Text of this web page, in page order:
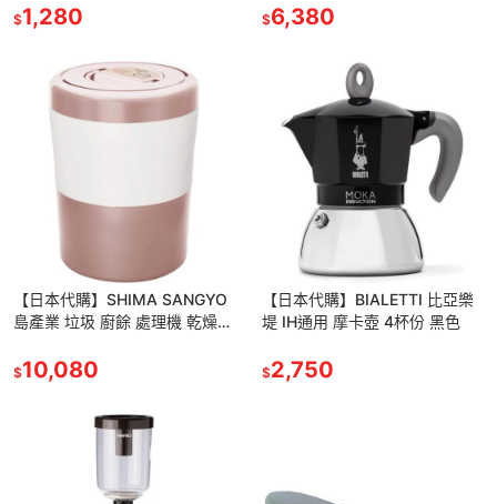
$1,280 $6,380
【日本代購】SHIMA SANGYO
島產業 垃圾 廚餘 處理機 乾燥
$10,080
【日本代購】BIALETTI 比亞樂
堤 IH通用 摩卡壺 4杯份 黑色
$2,750